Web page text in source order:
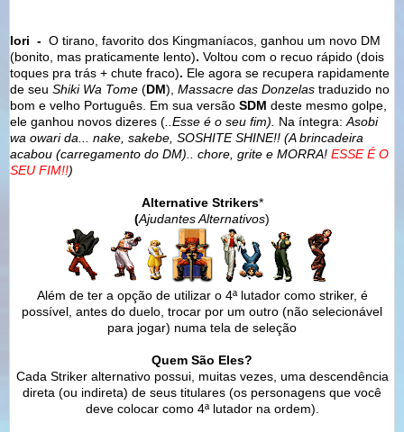
Iori - O tirano, favorito dos Kingmaníacos, ganhou um novo DM
(bonito, mas praticamente lento). Voltou com o recuo rápido (dois
toques pra trás + chute fraco). Ele agora se recupera rapidamente
de seu Shiki Wa Tome (DM), Massacre das Donzelas traduzido no
bom e velho Português. Em sua versão SDM deste mesmo golpe,
ele ganhou novos dizeres ( ..Esse é o seu fim). Na íntegra: Asobi
wa owari da... nake, sakebe, SOSHITE SHINE!! (A brincadeira
acabou (carregamento do DM).. chore, grite e MORRA! ESSE É O
SEU FIM!!)
Alternative Strikers*
(Ajudantes Alternativos)
Além de ter a opção de utilizar o 4ª lutador como striker, é
possível, antes do duelo, trocar por um outro (não selecionável
para jogar) numa tela de seleção
Quem São Eles?
Cada Striker alternativo possui, muitas vezes, uma descendência
direta (ou indireta) de seus titulares (os personagens que você
deve colocar como 4ª lutador na ordem).